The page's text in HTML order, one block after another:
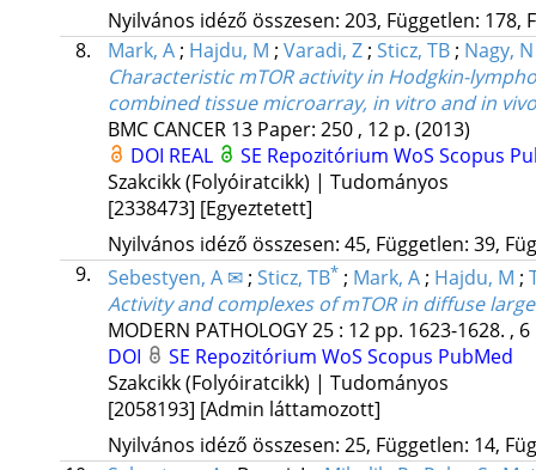
Nyilvános idéző összesen: 203, Független: 178,
8.
Mark, A ; Hajdu, M ; Varadi, Z ; Sticz, TB ; Nagy, N
Characteristic mTOR activity in Hodgkin-
combined tissue microarray, in vitro and in
BMC CANCER 13 Paper: 250 , 12 p. (2013)
DOI REAL SE Repozitórium WoS Scopus
Szakcikk (Folyóiratcikk) | Tudományos
[2338473] [Egyeztetett]
Nyilvános idéző összesen: 45, Független: 39,
9.
Sebestyen, A ✉; Sticz, TB* ; Mark, A; Hajdu, M ;
Activity and complexes of mTOR in diffuse
MODERN PATHOLOGY25: 12 pp. 1623-1628. ,
DOI
SE Repozitórium WoS Scopus PubMed
Szakcikk (Folyóiratcikk) | Tudományos
[2058193] [Admin láttamozott]
Nyilvános idéző összesen: 25, Független: 14,